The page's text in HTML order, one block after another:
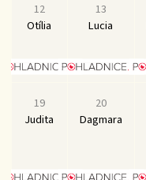
12
Otília
13
Lucia
19
Judita
20
Dagmara